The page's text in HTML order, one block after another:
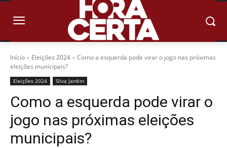
Início Eleições 2024
Como a esquerda pode virar o jogo nas próximas
eleições municipais?
Eleições 2024 Silva Jardim
Como a esquerda pode virar o
jogo nas próximas eleições
municipais?